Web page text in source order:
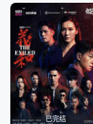
已完结